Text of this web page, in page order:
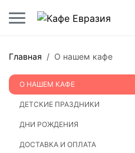
Главная / О нашем кафе
О НАШЕМ КАФЕ
ДЕТСКИЕ ПРАЗДНИКИ
ДНИ РОЖДЕНИЯ
ДОСТАВКА И ОПЛАТА